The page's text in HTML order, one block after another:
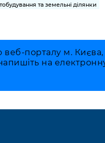
та земельні ділянки
порталу м. Києва,
на